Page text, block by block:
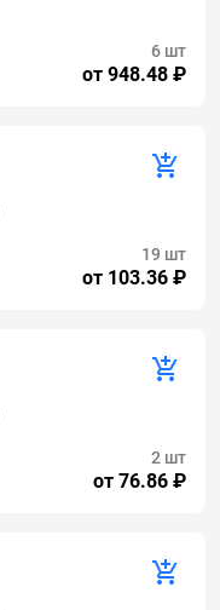
от 948.48 ₽
6 шт
от 103.36 ₽
19 шт
от 76.86 ₽
2 шт